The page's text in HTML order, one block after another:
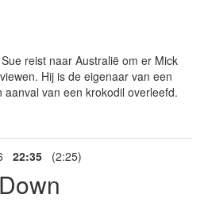
reist naar Australië om er Mick
Hij is de eigenaar van een
van een krokodil overleefd.
22:35 (2:25)